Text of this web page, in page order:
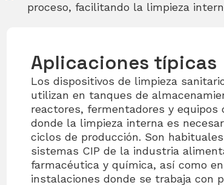
proceso, facilitando la limpieza
Aplicaciones típicas
Los dispositivos de limpieza
utilizan en tanques de
reactores, fermentadores y equipos
donde la limpieza interna es
ciclos de producción. Son
sistemas CIP de la industria
farmacéutica y química, así como en
instalaciones donde se trabaja con